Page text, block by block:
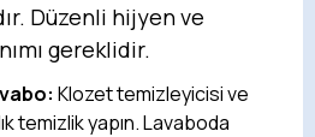
Düzenli hijyen ve
gereklidir.
Klozet temizleyicisi ve
temizlik yapın. Lavaboda